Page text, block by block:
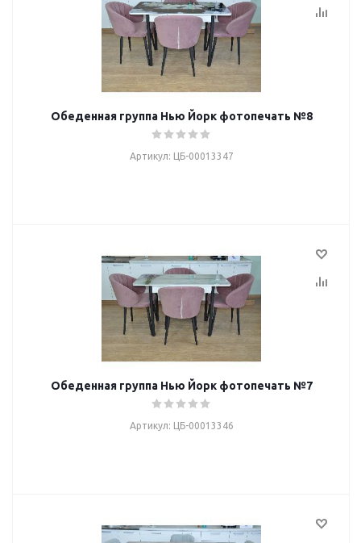
Обеденная группа Нью Йорк фотопечать №8
Артикул: ЦБ-00013347
Обеденная группа Нью Йорк фотопечать №7
Артикул: ЦБ-00013346